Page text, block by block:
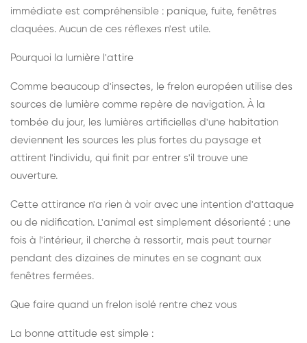
immédiate est compréhensible : panique, fuite, fenêtres
claquées. Aucun de ces réflexes n'est utile.
Pourquoi la lumière l'attire
Comme beaucoup d'insectes, le frelon européen utilise des
sources de lumière comme repère de navigation. À la
tombée du jour, les lumières artificielles d'une habitation
deviennent les sources les plus fortes du paysage et
attirent l'individu, qui finit par entrer s'il trouve une
ouverture.
Cette attirance n'a rien à voir avec une intention d'attaque
ou de nidification. L'animal est simplement désorienté : une
fois à l'intérieur, il cherche à ressortir, mais peut tourner
pendant des dizaines de minutes en se cognant aux
fenêtres fermées.
Que faire quand un frelon isolé rentre chez vous
La bonne attitude est simple :